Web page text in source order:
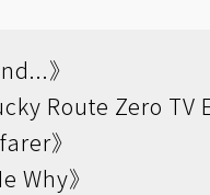
》
Route Zero TV
》
Why》